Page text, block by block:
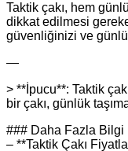
Taktik çakı, hem
dikkat edilmesi
güvenliğinizi ve
—
> **İpucu**: Taktik
bir çakı, günlük
### Daha Fazla Bilgi
– **Taktik Çakı